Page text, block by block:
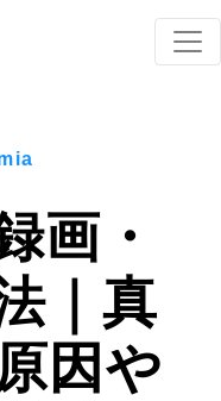
画・
｜真
因や